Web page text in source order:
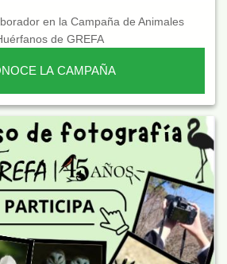
en la Campaña de Animales
de GREFA
LA CAMPAÑA